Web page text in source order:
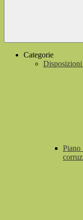
Categorie
Disposizioni
Piano